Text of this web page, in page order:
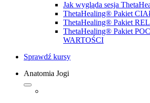
Jak wygląda sesja
ThetaHealing® Pakiet
ThetaHealing® Pakiet
ThetaHealing® Pakiet
WARTOŚCI
Sprawdź kursy
Anatomia Jogi